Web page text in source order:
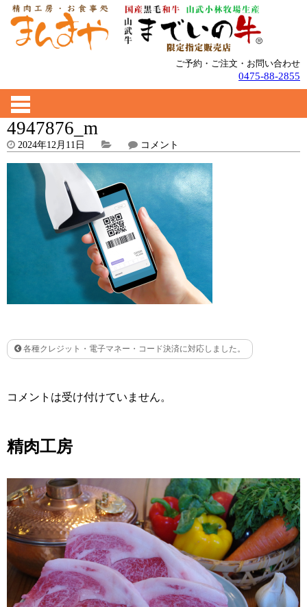
ご予約・ご注文・お問い合わせ
0475-88-2855
4947876_m
2024年12月11日 コメント
各種クレジット・電子マネー・コード決済に対応しました。
コメントは受け付けていません。
精肉工房